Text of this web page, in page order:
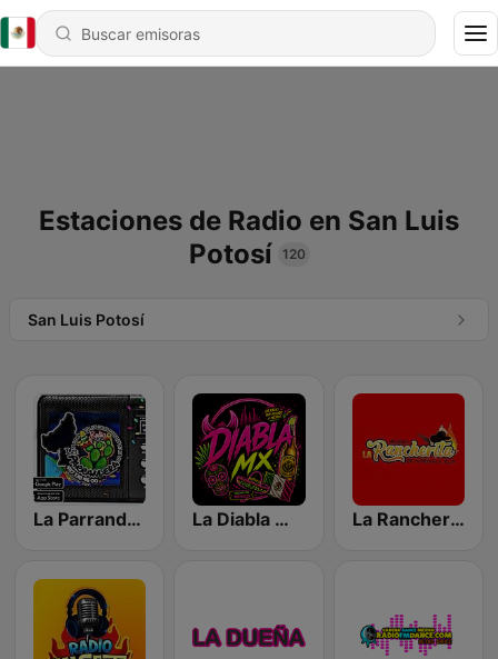
Estaciones de Radio en San Luis
Potosí
120
San Luis Potosí
La Parrandera Rv La Diabla Mx Radio La Rancherita De Matehuala slp